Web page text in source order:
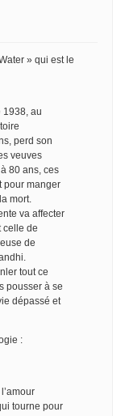
» qui est le
1938, au
perd son
veuves
80 ans, ces
pour manger
mort.
va affecter
celle de
de
tout ce
pousser à se
dépassé et
:
tourne pour